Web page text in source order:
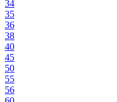
34
35
36
38
40
45
50
55
56